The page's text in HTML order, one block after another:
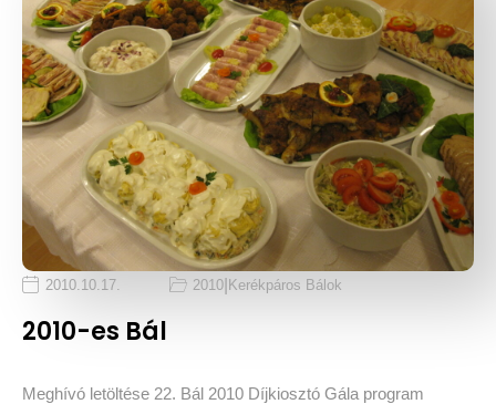
2010.10.17. 2010 Kerékpáros Bálok
2010-es Bál
Meghívó letöltése 22. Bál 2010 Díjkiosztó Gála program